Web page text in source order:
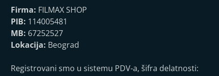
Firma: FILMAX SHOP
PIB: 114005481
MB: 67252527
Lokacija: Beograd
Registrovani smo u sistemu PDV-a, šifra delatnosti: